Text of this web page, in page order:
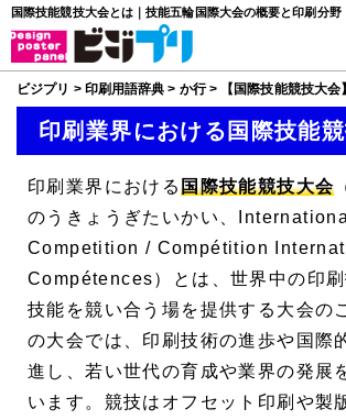
国際技能競技大会とは｜技能五輪国際大会の概要と印刷分野
ビジプリ > 印刷用語辞典 > か行> 【国際技能競技大会】
印刷業界における国際技能
印刷業界における国際技能競技大会
のうきょうぎたいかい、
Competition / Compétition
Compétences）とは、世界中の印
技能を競い合う場を提供する大会の
の大会では、印刷技術の進歩や国際
進し、若い世代の育成や業界の発展
います。競技はオフセット印刷や製